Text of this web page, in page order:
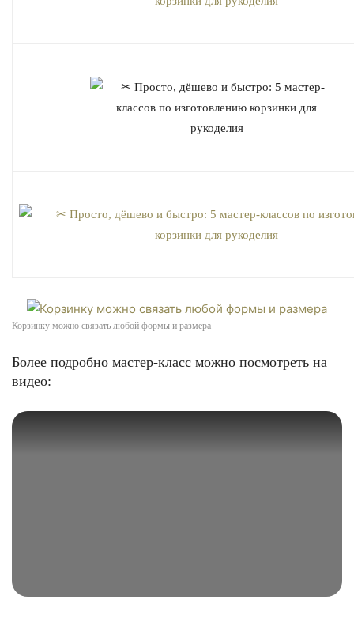
Корзинку можно связать любой формы и размера
Более подробно мастер-класс можно посмотреть на
видео: